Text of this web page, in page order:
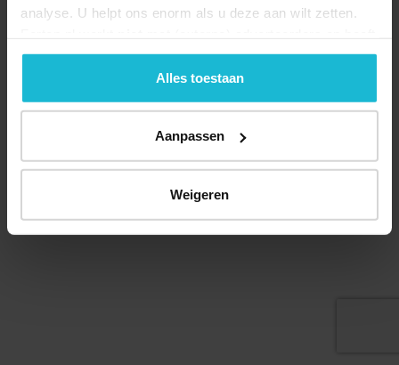
analyse. U helpt ons enorm als u deze aan wilt zetten.
geen commerciële doelstelling. U kunt deze cookies via
de knoppen accepteren, beheren of weigeren.
Alles toestaan
Aanpassen
Weigeren
© 2026 Stichting Forten Nederland
Over ons
Doneer nu Disclaimer
Contact